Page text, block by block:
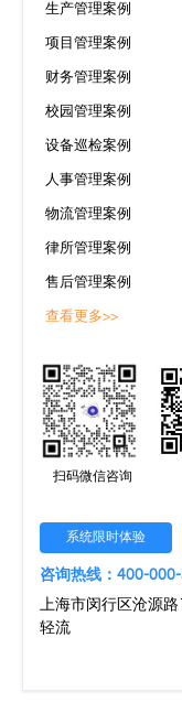
生产管理案例
项目管理案例
财务管理案例
校园管理案例
设备巡检案例
人事管理案例
物流管理案例
律所管理案例
售后管理案例
查看更多>>
扫码微信咨询
系统限时体验
咨询热线：400-
上海市闵行区沧源
轻流